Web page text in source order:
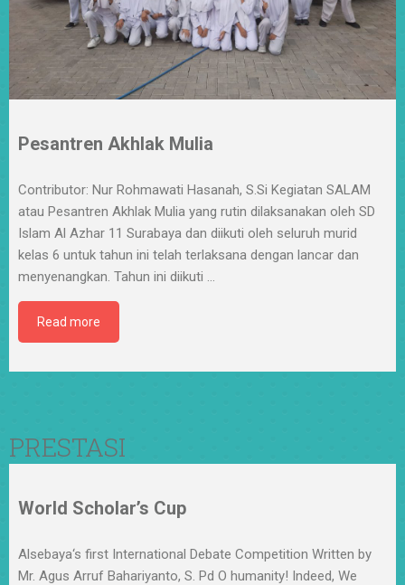
Pesantren Akhlak Mulia
Contributor: Nur Rohmawati Hasanah, S.Si Kegiatan SALAM
atau Pesantren Akhlak Mulia yang rutin dilaksanakan oleh SD
Islam Al Azhar 11 Surabaya dan diikuti oleh seluruh murid
kelas 6 untuk tahun ini telah terlaksana dengan lancar dan
menyenangkan. Tahun ini diikuti …
Read more
PRESTASI
World Scholar’s Cup
Alsebaya‘s first International Debate Competition Written by
Mr. Agus Arruf Bahariyanto, S. Pd O humanity! Indeed, We